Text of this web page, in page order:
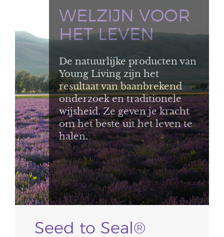
WELZIJN VOOR
HET LEVEN
De natuurlijke producten van
Young Living zijn het
resultaat van baanbrekend
onderzoek en traditionele
wijsheid. Ze geven je kracht
om het beste uit het leven te
halen.
Seed to Seal®